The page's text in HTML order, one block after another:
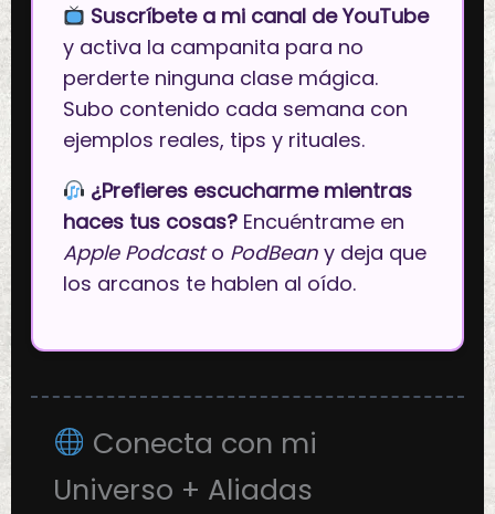
Suscríbete a mi canal de YouTube
y activa la campanita para no
perderte ninguna clase mágica.
Subo contenido cada semana con
ejemplos reales, tips y rituales.
¿Prefieres escucharme mientras
haces tus cosas?Encuéntrame en
Apple Podcasto PodBeany deja que
los arcanos te hablen al oído.
Conecta con mi
Universo + Aliadas